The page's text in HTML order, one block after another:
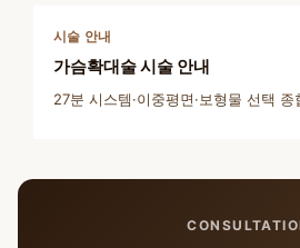
시술 안내
가슴확대술 시술 안내
27분 시스템·이중평면·보형물 선택 종